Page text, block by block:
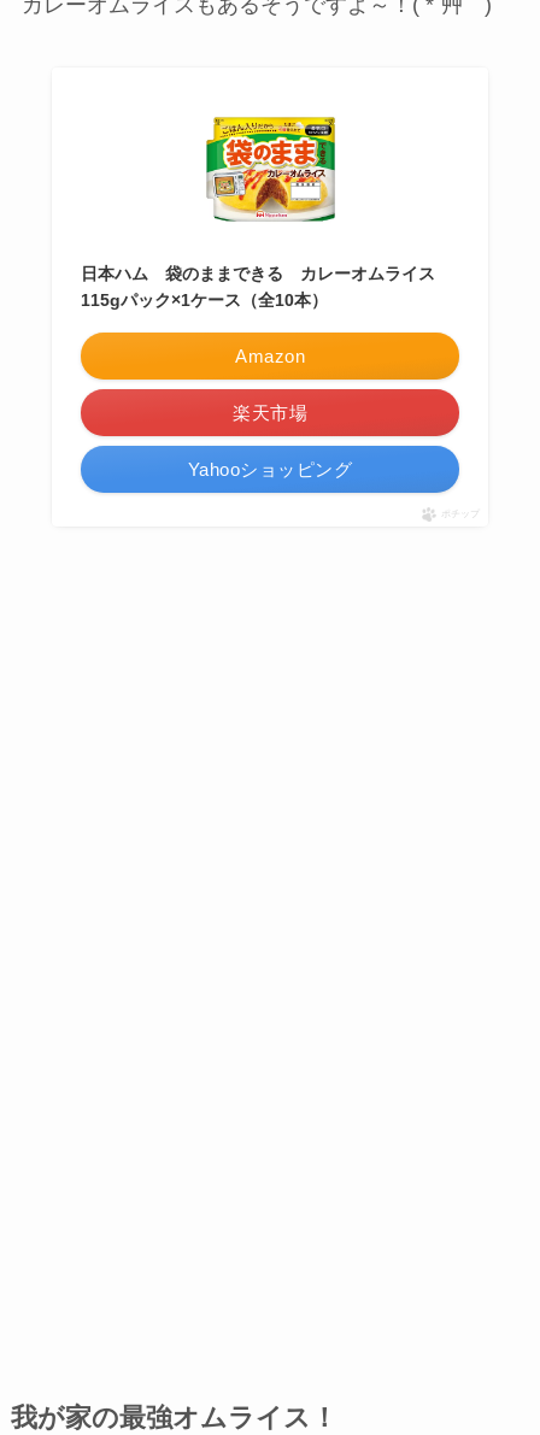
日本ハム 袋のままできる カレーオムライス
115gパック×1ケース（全10本）
Amazon
楽天市場
Yahooショッピング
ポチップ
我が家の最強オムライス！